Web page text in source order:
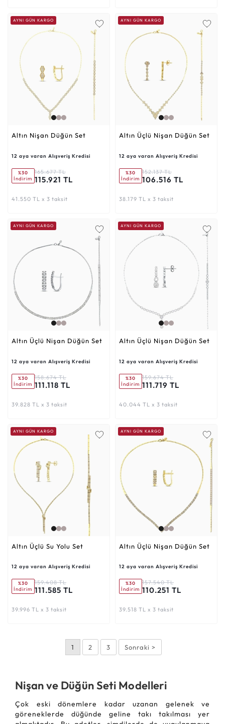
AYNI GÜN KARGO
Altın Nişan Düğün Set
12 aya varan Alışveriş Kredisi
%30
İndirim
165.677 TL
115.921 TL
41.550 TL x 3 taksit
AYNI GÜN KARGO
Altın Üçlü Nişan Düğün Set
12 aya varan Alışveriş Kredisi
%30
İndirim
152.137 TL
106.516 TL
38.179 TL x 3 taksit
AYNI GÜN KARGO
Altın Üçlü Nişan Düğün Set
12 aya varan Alışveriş Kredisi
%30
İndirim
158.674 TL
111.118 TL
39.828 TL x 3 taksit
AYNI GÜN KARGO
Altın Üçlü Nişan Düğün Set
12 aya varan Alışveriş Kredisi
%30
İndirim
159.674 TL
111.719 TL
40.044 TL x 3 taksit
AYNI GÜN KARGO
Altın Üçlü Su Yolu Set
12 aya varan Alışveriş Kredisi
%30
İndirim
159.408 TL
111.585 TL
39.996 TL x 3 taksit
AYNI GÜN KARGO
Altın Üçlü Nişan Düğün Set
12 aya varan Alışveriş Kredisi
%30
İndirim
157.540 TL
110.251 TL
39.518 TL x 3 taksit
1 2 3 Sonraki >
Nişan ve Düğün Seti Modelleri
Çok eski dönemlere kadar uzanan gelenek ve
göreneklerde düğünde geline takı takılması yer